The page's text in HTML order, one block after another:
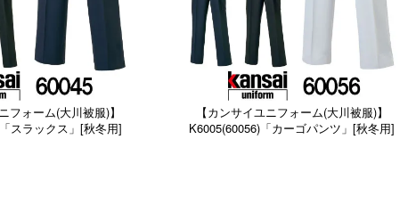
フォーム(大川被服)】
スラックス」[秋冬用]
【カンサイユニフォーム(大川被服)】
K6005(60056)「カーゴパンツ」[秋冬用]